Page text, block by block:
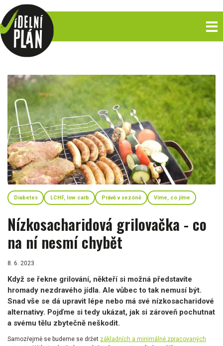
Diabetes LCHF, low carb Právě v sezóně Víme, co jíme
Nízkosacharidová grilovačka - co
na ní nesmí chybět
8. 6. 2023
Když se řekne grilování, někteří si možná představíte
hromady nezdravého jídla. Ale vůbec to tak nemusí být.
Snad vše se dá upravit lépe nebo má své nízkosacharidové
alternativy. Pojďme si tedy ukázat, jak si zároveň pochutnat
a svému tělu zbytečně neškodit.
Samozřejmě se budeme se držet základních a minimálně zpracovaných